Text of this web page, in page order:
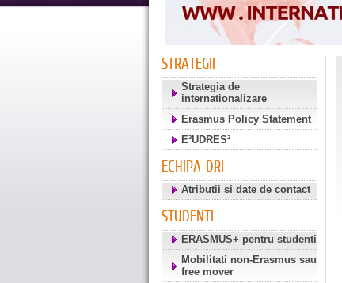
STRATEGII
Strategia de
internationalizare
Erasmus Policy Statement
E³UDRES²
ECHIPA DRI
Atributii si date de contact
STUDENTI
ERASMUS+ pentru studenti
Mobilitati non-Erasmus sau
free mover